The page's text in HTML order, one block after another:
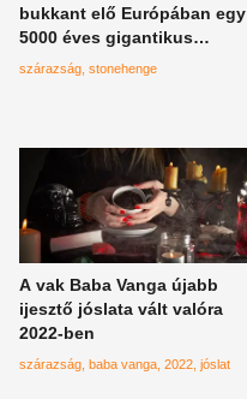
bukkant elő Európában egy
5000 éves gigantikus
építmény a szárazság miatt,
szárazság stonehenge
A vak Baba Vanga újabb
ijesztő jóslata vált valóra
2022-ben
szárazság baba vanga 2022 jóslat